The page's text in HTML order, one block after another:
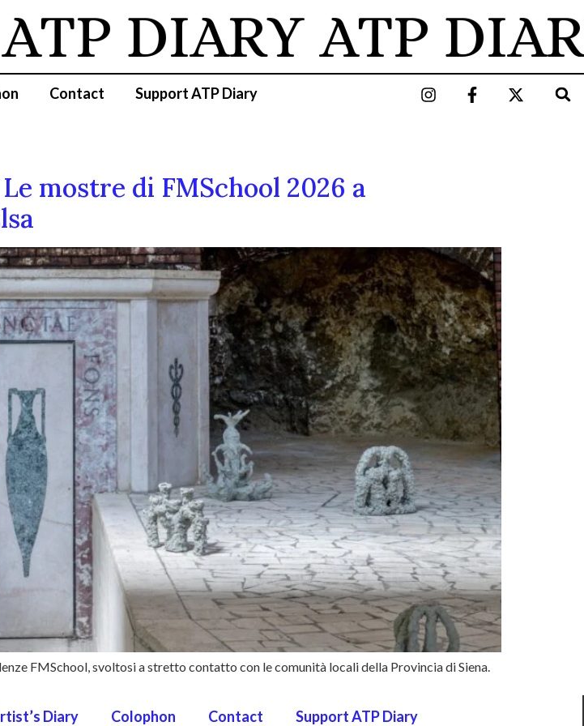
DIARY ATP
Contact Support ATP Diary
mostre di FMSchool 2026 a
FMSchool, svoltosi a stretto contatto con le comunità locali della Provincia di Siena.
Diary Colophon Contact Support ATP Diary